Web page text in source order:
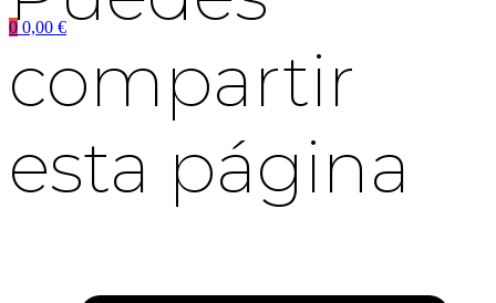
0 0,00 €
compartir
esta página